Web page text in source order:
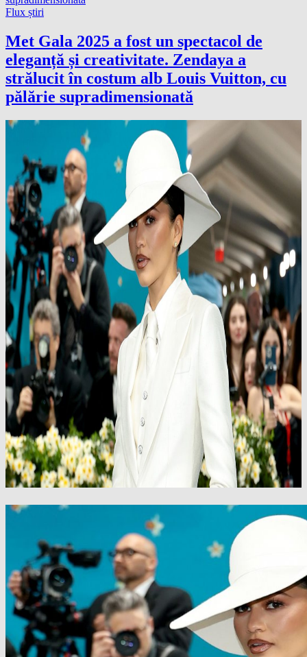
Flux știri
Met Gala 2025 a fost un spectacol de
eleganță și creativitate. Zendaya a
strălucit în costum alb Louis Vuitton, cu
pălărie supradimensionată